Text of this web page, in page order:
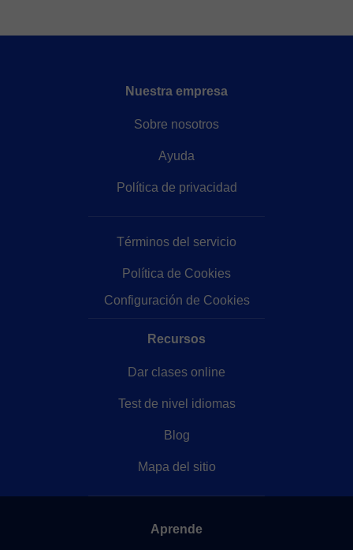
Nuestra empresa
Sobre nosotros
Ayuda
Política de privacidad
Términos del servicio
Política de Cookies
Configuración de Cookies
Recursos
Dar clases online
Test de nivel idiomas
Blog
Mapa del sitio
Aprende